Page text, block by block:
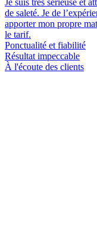
de saleté. Je de
apporter mon propre
le tarif.
Ponctualité et fiabilité
Résultat impeccable
À l'écoute des clients